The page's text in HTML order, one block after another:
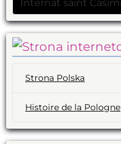
Strona Polska
Histoire de la Pologne